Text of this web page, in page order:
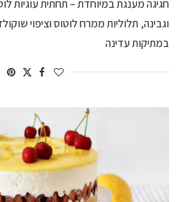
חגיגה מענגת במיוחדת – תחתית עוגיות
וגבינה, תלוליות ממרח לוטוס וציפוי
במתיקות עדינה